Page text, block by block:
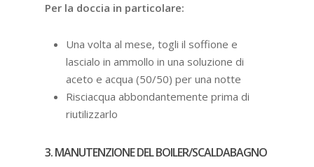
Per la doccia in particolare:
Una volta al mese, togli il soffione e
lascialo in ammollo in una soluzione di
aceto e acqua (50/50) per una notte
Risciacqua abbondantemente prima di
riutilizzarlo
3. MANUTENZIONE DEL BOILER/SCALDABAGNO